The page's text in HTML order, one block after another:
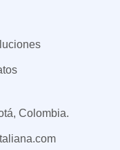
Colombia.